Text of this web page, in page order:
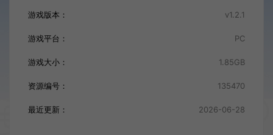
游戏版本： v1.2.1
游戏平台： PC
游戏大小： 1.85GB
资源编号： 135470
最近更新： 2026-06-28